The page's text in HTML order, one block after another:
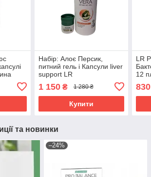
Набір: Алоє Персик,
питний гель і Капсули liver
support LR
1 150₴ 1 280 ₴
Купити
LR
12
830
та новинки
–24%